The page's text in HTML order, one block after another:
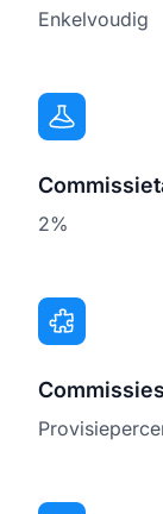
Enkelvoudig
2%